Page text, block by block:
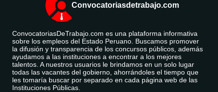
Convocatoriasdetrabajo.com
ConvocatoriasDeTrabajo.com es una plataforma informativa
sobre los empleos del Estado Peruano. Buscamos promover
la difusión y transparencia de los concursos públicos, además
ayudamos a las instituciones a encontrar a los mejores
talentos. A nuestros usuarios le brindamos en un solo lugar
todas las vacantes del gobierno, ahorrándoles el tiempo que
les tomaría buscar por separado en cada página web de las
Instituciones Públicas.